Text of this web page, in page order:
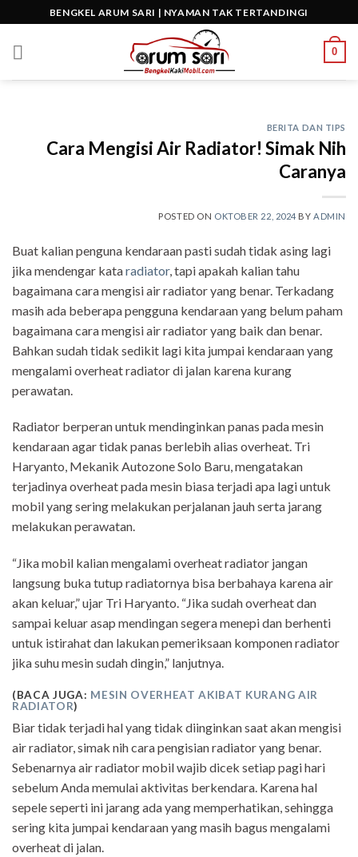
to
content
BENGKEL ARUM SARI | NYAMAN TAK TERTANDINGI
0
BERITA DAN TIPS
Cara Mengisi Air Radiator! Simak Nih
Caranya
POSTED ON OKTOBER 22, 2024 BY ADMIN
Buat kalian penguna kendaraan pasti sudah tidak asing lagi
jika mendengar kataradiator, tapi apakah kalian tahu
bagaimana cara mengisi air radiator yang benar. Terkadang
masih ada beberapa pengguna kendaraan yang belum paham
bagaimana cara mengisi air radiator yang baik dan benar.
Bahkan sudah tidak sedikit lagi kita jumpai kendaraan yang
mengalami overheat radiator di jalan karena kurang
perawatan.
Radiator berperan untuk mendinginkan panas pada mesin
kendaraan agar tidak panas berlebih alias overheat. Tri
Haryanto, Mekanik Autozone Solo Baru, mengatakan
terjadinya overheat pada mesin biasa terjadi apa lagi untuk
mobil yang sering melakukan perjalanan jauh serta jarang
melakukan perawatan.
“Jika mobil kalian mengalami overheat radiator jangan
langsung buka tutup radiatornya bisa berbahaya karena air
akan keluar,” ujar Tri Haryanto. “Jika sudah overheat dan
sampai keluar asap mendingan segera menepi dan berhenti
untuk istirahat dan lakukan pemeriksaan komponen radiator
jika suhu mesin sudah dingin,” lanjutnya.
(BACA JUGA: MESIN OVERHEAT AKIBAT KURANG AIR
RADIATOR)
Biar tidak terjadi hal yang tidak diinginkan saat akan mengisi
air radiator, simak nih cara pengisian radiator yang benar.
Sebenarnya air radiator mobil wajib dicek setiap pagi hari
sebelum Anda memulai aktivitas berkendara. Karena hal
sepele seperti ini jarang ada yang memperhatikan, sehingga
sering kita jumpai kendaraan yang masih bagus mengalami
overheat di jalan.